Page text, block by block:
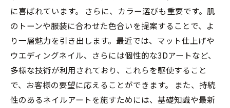
に喜ばれています。 さらに、カラー選びも重要です。肌
のトーンや服装に合わせた色合いを提案することで、よ
り一層魅力を引き出します。最近では、マット仕上げや
ウエディングネイル、さらには個性的な3Dアートなど、
多様な技術が利用されており、これらを駆使すること
で、お客様の要望に応えることができます。 また、持続
性のあるネイルアートを施すためには、基礎知識や最新